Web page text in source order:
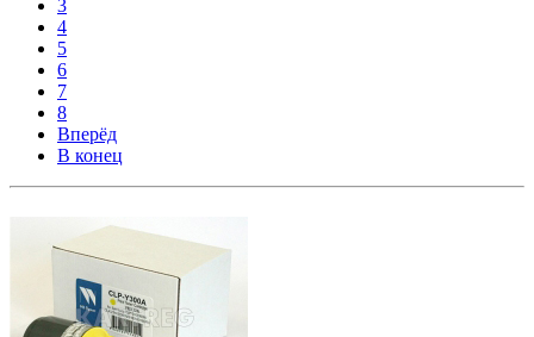
3
4
5
6
7
8
Вперёд
В конец